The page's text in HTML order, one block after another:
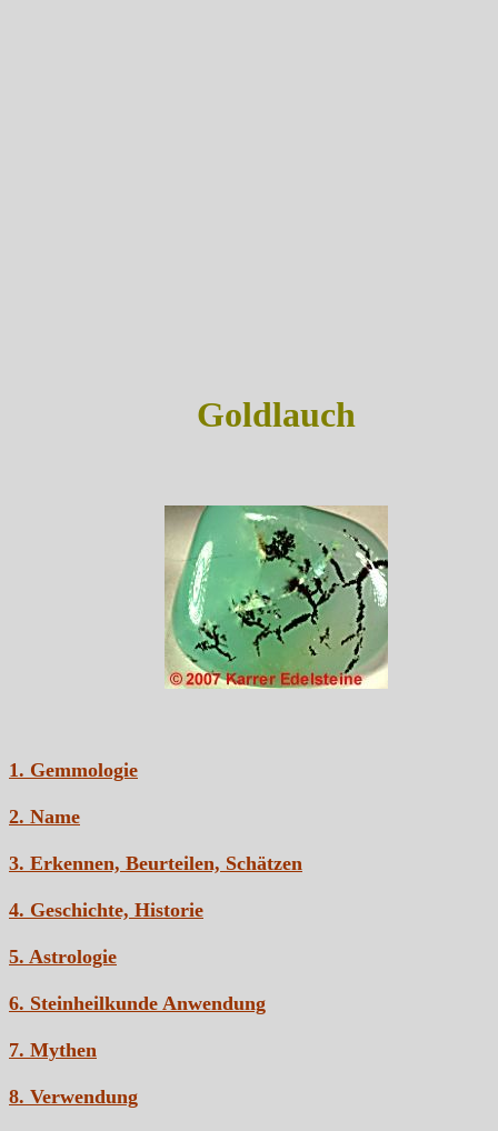
Goldlauch
1. Gemmologie
2. Name
3. Erkennen, Beurteilen, Schätzen
4. Geschichte, Historie
5. Astrologie
6. Steinheilkunde Anwendung
7. Mythen
8. Verwendung